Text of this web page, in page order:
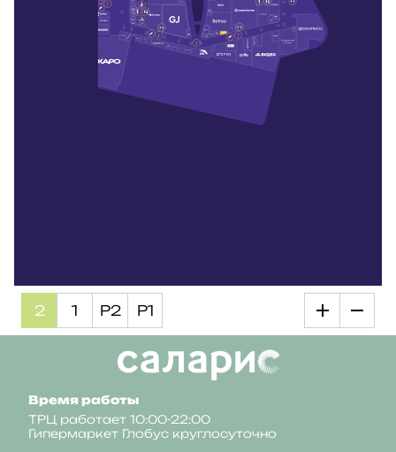
2 1 Р2 Р1
Время работы
ТРЦ работает 10:00-22:00
Гипермаркет Глобус круглосуточно